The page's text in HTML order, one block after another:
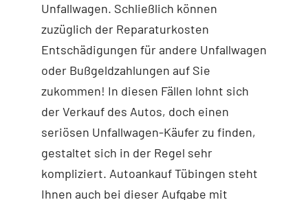
Unfallwagen. Schließlich können
zuzüglich der Reparaturkosten
Entschädigungen für andere Unfallwagen
oder Bußgeldzahlungen auf Sie
zukommen! In diesen Fällen lohnt sich
der Verkauf des Autos, doch einen
seriösen Unfallwagen-Käufer zu finden,
gestaltet sich in der Regel sehr
kompliziert. Autoankauf Tübingen steht
Ihnen auch bei dieser Aufgabe mit